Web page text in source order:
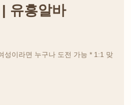
유흥알바
성이라면 누구나 도전 가능 * 1:1 맞